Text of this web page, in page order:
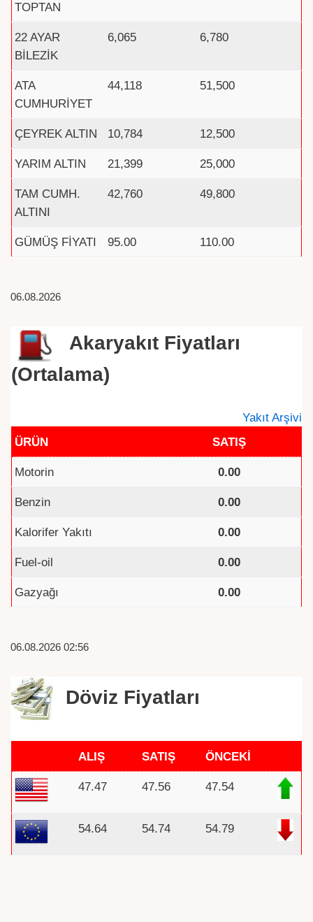
TOPTAN
22 AYAR
BİLEZİK
6,065 6,780
ATA
CUMHURİYET
44,118 51,500
ÇEYREK ALTIN 10,784 12,500
YARIM ALTIN 21,399 25,000
TAM CUMH.
ALTINI
42,760 49,800
GÜMÜŞ FİYATI 95.00 110.00
06.08.2026
Akaryakıt Fiyatları
(Ortalama)
Yakıt Arşivi
ÜRÜN
SATIŞ
Motorin 0.00
Benzin 0.00
Kalorifer Yakıtı 0.00
Fuel-oil 0.00
Gazyağı 0.00
06.08.2026 02:56
Döviz Fiyatları
ALIŞ SATIŞ ÖNCEKİ
47.47 47.56 47.54
54.64 54.74 54.79